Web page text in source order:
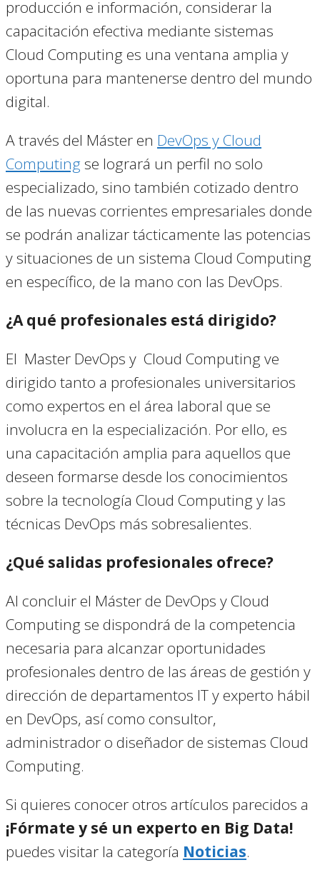
producción e información, considerar la
capacitación efectiva mediante sistemas
Cloud Computing es una ventana amplia y
oportuna para mantenerse dentro del mundo
digital.
A través del Máster en DevOps y Cloud
Computing se logrará un perfil no solo
especializado, sino también cotizado dentro
de las nuevas corrientes empresariales donde
se podrán analizar tácticamente las potencias
y situaciones de un sistema Cloud Computing
en específico, de la mano con las DevOps.
¿A qué profesionales está dirigido?
El Master DevOps y Cloud Computing ve
dirigido tanto a profesionales universitarios
como expertos en el área laboral que se
involucra en la especialización. Por ello, es
una capacitación amplia para aquellos que
deseen formarse desde los conocimientos
sobre la tecnología Cloud Computing y las
técnicas DevOps más sobresalientes.
¿Qué salidas profesionales ofrece?
Al concluir el Máster de DevOps y Cloud
Computing se dispondrá de la competencia
necesaria para alcanzar oportunidades
profesionales dentro de las áreas de gestión y
dirección de departamentos IT y experto hábil
en DevOps, así como consultor,
administrador o diseñador de sistemas Cloud
Computing.
Si quieres conocer otros artículos parecidos a
¡Fórmate y sé un experto en Big Data!
puedes visitar la categoría Noticias.